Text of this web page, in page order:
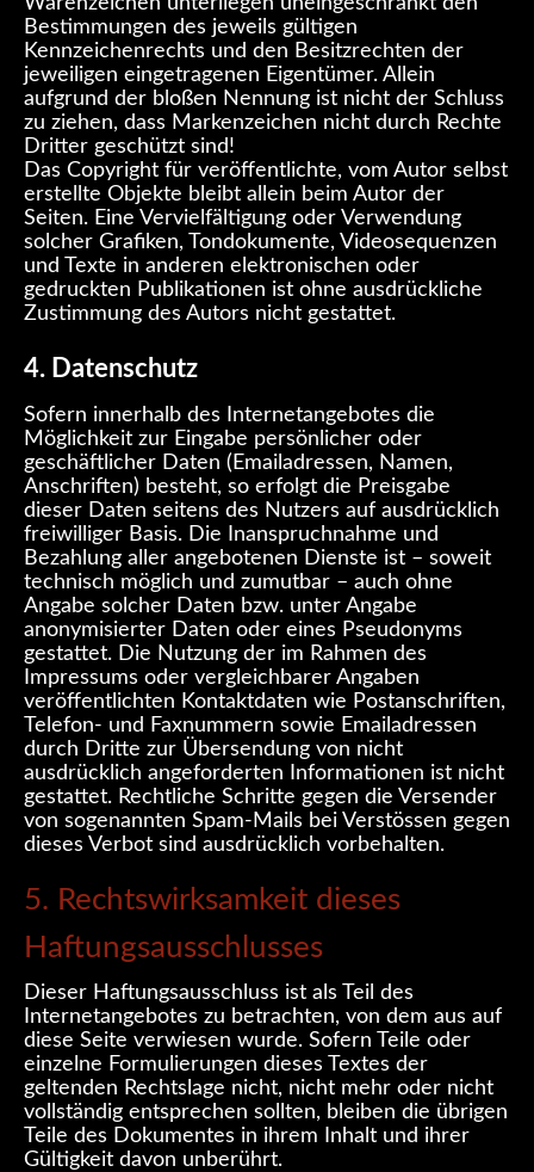
Bestimmungen des jeweils gültigen
Kennzeichenrechts und den Besitzrechten der
jeweiligen eingetragenen Eigentümer. Allein
aufgrund der bloßen Nennung ist nicht der Schluss
zu ziehen, dass Markenzeichen nicht durch Rechte
Dritter geschützt sind!
Das Copyright für veröffentlichte, vom Autor selbst
erstellte Objekte bleibt allein beim Autor der
Seiten. Eine Vervielfältigung oder Verwendung
solcher Grafiken, Tondokumente, Videosequenzen
und Texte in anderen elektronischen oder
gedruckten Publikationen ist ohne ausdrückliche
Zustimmung des Autors nicht gestattet.
4. Datenschutz
Sofern innerhalb des Internetangebotes die
Möglichkeit zur Eingabe persönlicher oder
geschäftlicher Daten (Emailadressen, Namen,
Anschriften) besteht, so erfolgt die Preisgabe
dieser Daten seitens des Nutzers auf ausdrücklich
freiwilliger Basis. Die Inanspruchnahme und
Bezahlung aller angebotenen Dienste ist – soweit
technisch möglich und zumutbar – auch ohne
Angabe solcher Daten bzw. unter Angabe
anonymisierter Daten oder eines Pseudonyms
gestattet. Die Nutzung der im Rahmen des
Impressums oder vergleichbarer Angaben
veröffentlichten Kontaktdaten wie Postanschriften,
Telefon- und Faxnummern sowie Emailadressen
durch Dritte zur Übersendung von nicht
ausdrücklich angeforderten Informationen ist nicht
gestattet. Rechtliche Schritte gegen die Versender
von sogenannten Spam-Mails bei Verstössen gegen
dieses Verbot sind ausdrücklich vorbehalten.
5. Rechtswirksamkeit dieses
Haftungsausschlusses
Dieser Haftungsausschluss ist als Teil des
Internetangebotes zu betrachten, von dem aus auf
diese Seite verwiesen wurde. Sofern Teile oder
einzelne Formulierungen dieses Textes der
geltenden Rechtslage nicht, nicht mehr oder nicht
vollständig entsprechen sollten, bleiben die übrigen
Teile des Dokumentes in ihrem Inhalt und ihrer
Gültigkeit davon unberührt.